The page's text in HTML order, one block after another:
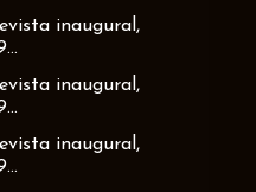
inaugural,
inaugural,
inaugural,